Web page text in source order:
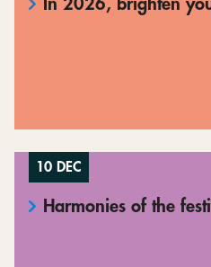
10 DEC
Harmonies of the